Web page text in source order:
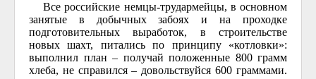
Все российские немцы-трудармейцы, в основном
занятые в добычных забоях и на проходке
подготовительных выработок, в строительстве
новых шахт, питались по принципу «котловки»:
выполнил план – получай положенные 800 грамм
хлеба, не справился – довольствуйся 600 граммами.